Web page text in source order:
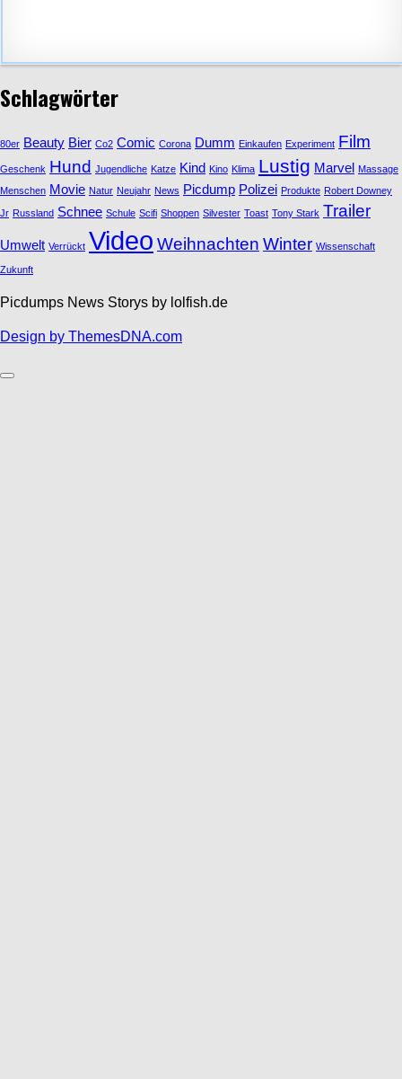
Schlagwörter
80er Beauty Bier Co2 Comic Corona Dumm Einkaufen Experiment Film
Geschenk Hund Jugendliche Katze Kind Kino Klima Lustig Marvel Massage
Menschen Movie Natur Neujahr News Picdump Polizei Produkte Robert Downey
Jr Russland Schnee Schule Scifi Shoppen Silvester Toast Tony Stark Trailer
Umwelt Verrückt Video Weihnachten Winter Wissenschaft
Zukunft
Picdumps News Storys by lolfish.de
Design by ThemesDNA.com